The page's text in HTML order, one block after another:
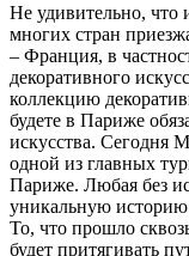
Не удивительно, что
многих стран
– Франция, в
декоративного
коллекцию
будете в Париже
искусства. Сегодня
одной из главных
Париже. Любая без
уникальную историю
То, что прошло
будет притягивать